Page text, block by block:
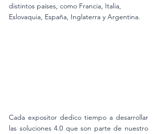
distintos países, como Francia, Italia,
Eslovaquia, España, Inglaterra y Argentina.
Cada expositor dedico tiempo a desarrollar
las soluciones 4.0 que son parte de nuestro